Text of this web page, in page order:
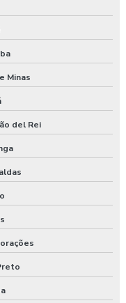
do trabalho
Minas
del Rei